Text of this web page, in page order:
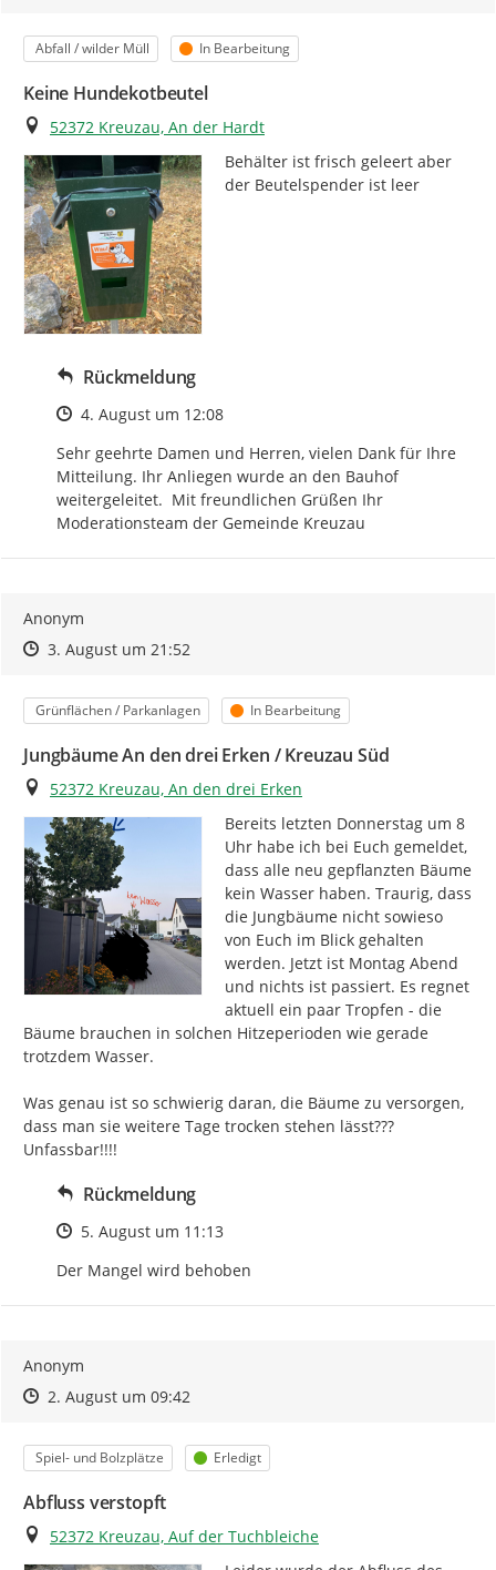
Kategorie
Abfall / wilder Müll Status
In Bearbeitung
Keine Hundekotbeutel
Ort
52372 Kreuzau, An der Hardt
Behälter ist frisch geleert aber
der Beutelspender ist leer
Rückmeldung
Zeitpunkt des Erstellens
4. August um 12:08
Sehr geehrte Damen und Herren, vielen Dank für Ihre
Mitteilung. Ihr Anliegen wurde an den Bauhof
weitergeleitet.  Mit freundlichen Grüßen Ihr
Moderationsteam der Gemeinde Kreuzau
Anonym
Zeitpunkt des Erstellens
Zeitpunkt des Erstellens
3. August um 21:52Zur Äußerung
Kategorie
Grünflächen / Parkanlagen Status
In Bearbeitung
Jungbäume An den drei Erken / Kreuzau Süd
Ort
52372 Kreuzau, An den drei Erken
Bereits letzten Donnerstag um 8
Uhr habe ich bei Euch gemeldet,
dass alle neu gepflanzten Bäume
kein Wasser haben. Traurig, dass
die Jungbäume nicht sowieso
von Euch im Blick gehalten
werden. Jetzt ist Montag Abend
und nichts ist passiert. Es regnet
aktuell ein paar Tropfen - die
Bäume brauchen in solchen Hitzeperioden wie gerade
trotzdem Wasser.
Was genau ist so schwierig daran, die Bäume zu versorgen,
dass man sie weitere Tage trocken stehen lässt???
Unfassbar!!!!
Rückmeldung
Zeitpunkt des Erstellens
5. August um 11:13
Der Mangel wird behoben
Anonym
Zeitpunkt des Erstellens
Zeitpunkt des Erstellens
2. August um 09:42Zur Äußerung
Kategorie
Spiel- und Bolzplätze Status
Erledigt
Abfluss verstopft
Ort
52372 Kreuzau, Auf der Tuchbleiche